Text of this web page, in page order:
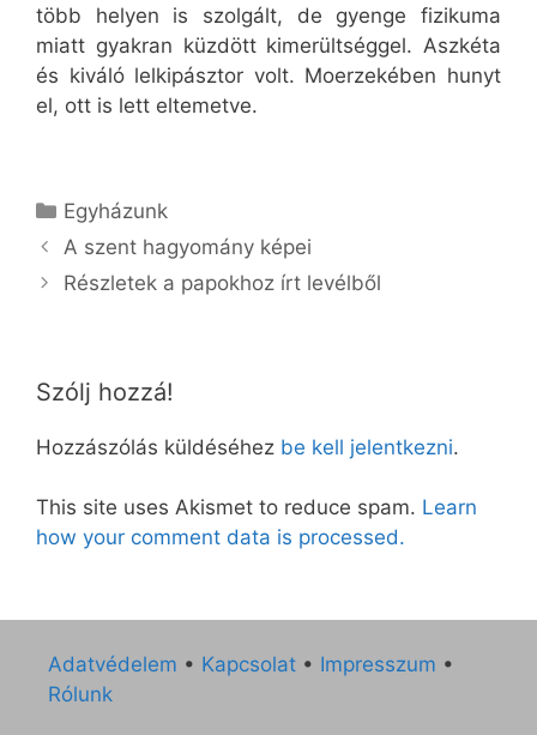
több helyen is szolgált, de gyenge fizikuma
miatt gyakran küzdött kimerültséggel. Aszkéta
és kiváló lelkipásztor volt. Moerzekében hunyt
el, ott is lett eltemetve.
Kategória
Egyházunk
A szent hagyomány képei
Részletek a papokhoz írt levélből
Szólj hozzá!
Hozzászólás küldéséhez be kell jelentkezni.
This site uses Akismet to reduce spam. Learn
how your comment data is processed.
Adatvédelem • Kapcsolat • Impresszum •
Rólunk